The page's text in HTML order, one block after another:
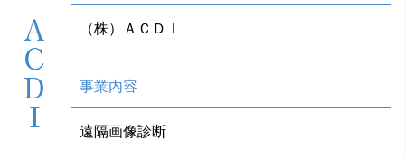
（株）ＡＣＤＩ
事業内容
遠隔画像診断